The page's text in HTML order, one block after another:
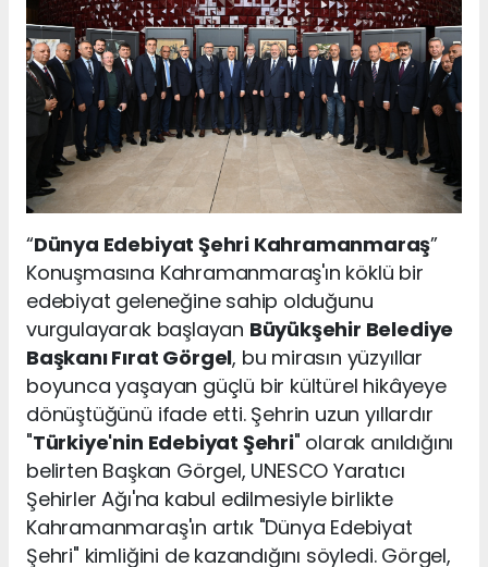
“Dünya Edebiyat Şehri Kahramanmaraş”
Konuşmasına Kahramanmaraş'ın köklü bir
edebiyat geleneğine sahip olduğunu
vurgulayarak başlayan Büyükşehir Belediye
Başkanı Fırat Görgel, bu mirasın yüzyıllar
boyunca yaşayan güçlü bir kültürel hikâyeye
dönüştüğünü ifade etti. Şehrin uzun yıllardır
"Türkiye'nin Edebiyat Şehri" olarak anıldığını
belirten Başkan Görgel, UNESCO Yaratıcı
Şehirler Ağı'na kabul edilmesiyle birlikte
Kahramanmaraş'ın artık "Dünya Edebiyat
Şehri" kimliğini de kazandığını söyledi. Görgel,